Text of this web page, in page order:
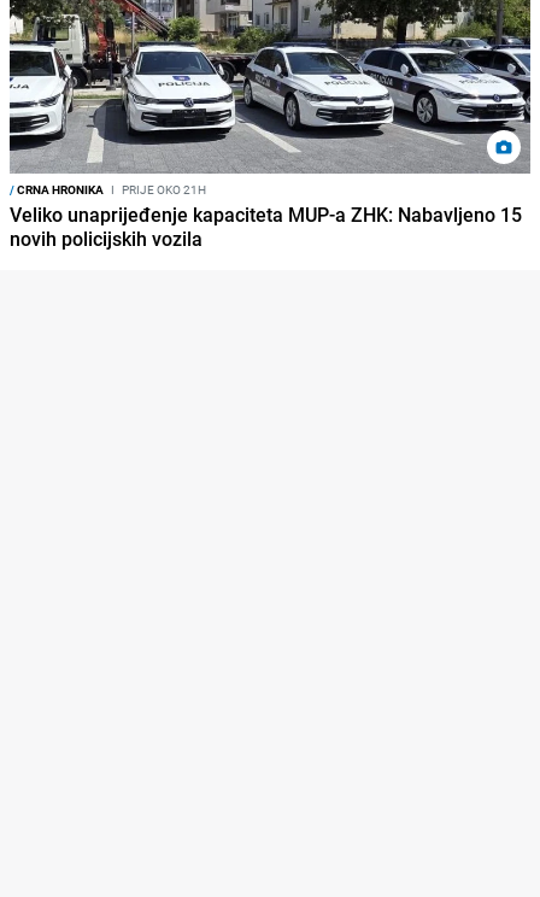
/CRNA HRONIKA I PRIJE OKO 21H
Veliko unaprijeđenje kapaciteta MUP-a ZHK: Nabavljeno 15
novih policijskih vozila